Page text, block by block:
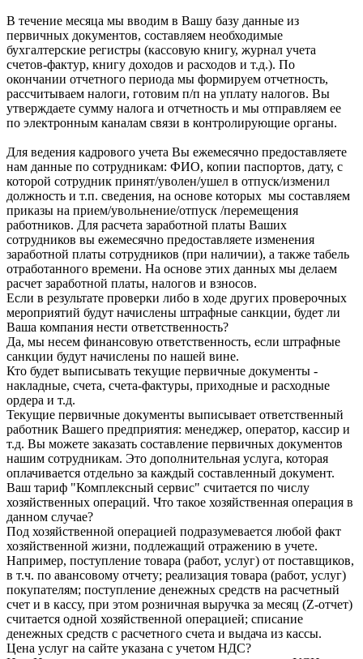
В течение месяца мы вводим в Вашу базу данные из
первичных документов, составляем необходимые
бухгалтерские регистры (кассовую книгу, журнал учета
счетов-фактур, книгу доходов и расходов и т.д.). По
окончании отчетного периода мы формируем отчетность,
рассчитываем налоги, готовим п/п на уплату налогов. Вы
утверждаете сумму налога и отчетность и мы отправляем ее
по электронным каналам связи в контролирующие органы.
Для ведения кадрового учета Вы ежемесячно предоставляете
нам данные по сотрудникам: ФИО, копии паспортов, дату, с
которой сотрудник принят/уволен/ушел в отпуск/изменил
должность и т.п. сведения, на основе которых мы составляем
приказы на прием/увольнение/отпуск /перемещения
работников. Для расчета заработной платы Ваших
сотрудников вы ежемесячно предоставляете изменения
заработной платы сотрудников (при наличии), а также табель
отработанного времени. На основе этих данных мы делаем
расчет заработной платы, налогов и взносов.
Если в результате проверки либо в ходе других проверочных
мероприятий будут начислены штрафные санкции, будет ли
Ваша компания нести ответственность?
Да, мы несем финансовую ответственность, если штрафные
санкции будут начислены по нашей вине.
Кто будет выписывать текущие первичные документы -
накладные, счета, счета-фактуры, приходные и расходные
ордера и т.д.
Текущие первичные документы выписывает ответственный
работник Вашего предприятия: менеджер, оператор, кассир и
т.д. Вы можете заказать составление первичных документов
нашим сотрудникам. Это дополнительная услуга, которая
оплачивается отдельно за каждый составленный документ.
Ваш тариф "Комплексный сервис" считается по числу
хозяйственных операций. Что такое хозяйственная операция в
данном случае?
Под хозяйственной операцией подразумевается любой факт
хозяйственной жизни, подлежащий отражению в учете.
Например, поступление товара (работ, услуг) от поставщиков,
в т.ч. по авансовому отчету; реализация товара (работ, услуг)
покупателям; поступление денежных средств на расчетный
счет и в кассу, при этом розничная выручка за месяц (Z-отчет)
считается одной хозяйственной операцией; списание
денежных средств с расчетного счета и выдача из кассы.
Цена услуг на сайте указана с учетом НДС?